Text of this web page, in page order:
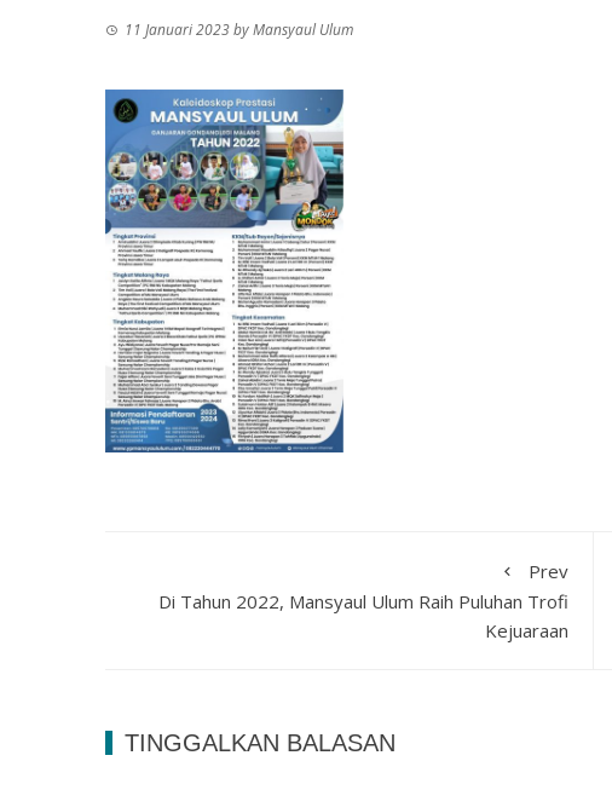
11 Januari 2023byMansyaul Ulum
Prev
Di Tahun 2022, Mansyaul Ulum Raih Puluhan Trofi
Kejuaraan
TINGGALKAN BALASAN